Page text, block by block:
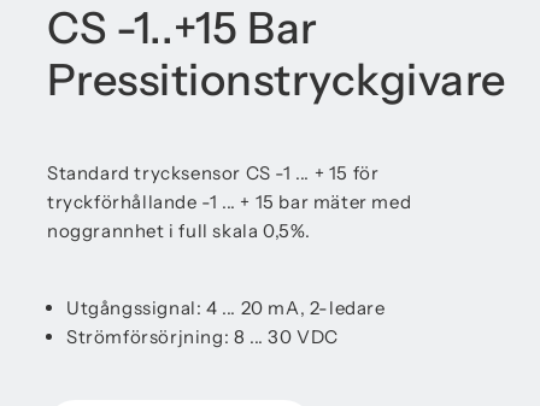
CS -1..+15 Bar
Pressitionstryckgivare
Standard trycksensor CS -1 ... + 15 för
tryckförhållande -1 ... + 15 bar mäter med
noggrannhet i full skala 0,5%.
Utgångssignal: 4 ... 20 mA, 2-ledare
Strömförsörjning: 8 ... 30 VDC